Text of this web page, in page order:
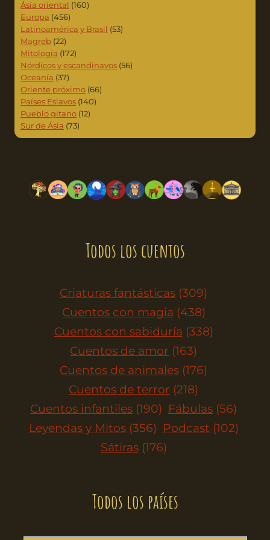
Ásia oriental (160)
Europa (456)
Latinoamérica y Brasil (53)
Magreb (22)
Mitología (172)
Nórdicos y escandinavos (56)
Oceanía (37)
Oriente próximo (66)
Países Eslavos (140)
Pueblo gitano (12)
Sur de Ásia (73)
Todos los cuentos
Criaturas fantásticas (309)
Cuentos con magia (438)
Cuentos con sabiduría (338)
Cuentos de amor (163)
Cuentos de animales (176)
Cuentos de terror (218)
Cuentos infantiles (190) Fábulas (56)
Leyendas y Mitos (356) Podcast (102)
Sátiras (176)
Todos los países